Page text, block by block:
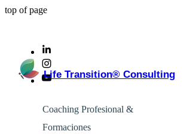
top of page
Life Transition® Consulting
Coaching Profesional &
Formaciones